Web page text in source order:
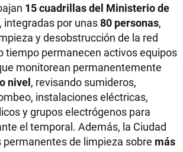
15 cuadrillas del Ministerio de
, integradas por unas80 personas,
y desobstrucción de la red
tiempo permanecen activos equipos
monitorean permanentemente
nivel, revisando sumideros,
instalaciones eléctricas,
y grupos electrógenos para
el temporal. Además, la Ciudad
de limpieza sobre más